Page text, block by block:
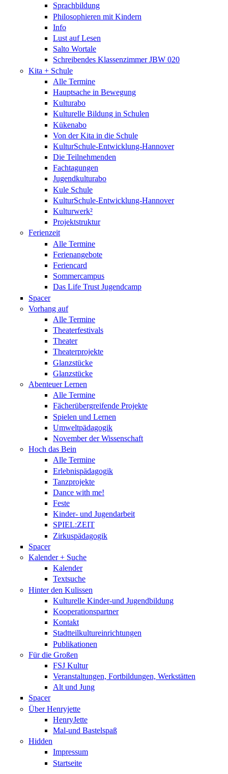
Sprachbildung
Philosophieren mit Kindern
Info
Lust auf Lesen
Salto Wortale
Schreibendes Klassenzimmer JBW 020
Kita + Schule
Alle Termine
Hauptsache in Bewegung
Kulturabo
Kulturelle Bildung in Schulen
Kükenabo
Von der Kita in die Schule
KulturSchule-Entwicklung-Hannover
Die Teilnehmenden
Fachtagungen
Jugendkulturabo
Kule Schule
KulturSchule-Entwicklung-Hannover
Kulturwerk²
Projektstruktur
Ferienzeit
Alle Termine
Ferienangebote
Feriencard
Sommercampus
Das Life Trust Jugendcamp
Spacer
Vorhang auf
Alle Termine
Theaterfestivals
Theater
Theaterprojekte
Glanzstücke
Glanzstücke
Abenteuer Lernen
Alle Termine
Fächerübergreifende Projekte
Spielen und Lernen
Umweltpädagogik
November der Wissenschaft
Hoch das Bein
Alle Termine
Erlebnispädagogik
Tanzprojekte
Dance with me!
Feste
Kinder- und Jugendarbeit
SPIEL:ZEIT
Zirkuspädagogik
Spacer
Kalender + Suche
Kalender
Textsuche
Hinter den Kulissen
Kulturelle Kinder-und Jugendbildung
Kooperationspartner
Kontakt
Stadtteilkultureinrichtungen
Publikationen
Für die Großen
FSJ Kultur
Veranstaltungen, Fortbildungen, Werkstätten
Alt und Jung
Spacer
Über Henryjette
HenryJette
Mal-und Bastelspaß
Hidden
Impressum
Startseite